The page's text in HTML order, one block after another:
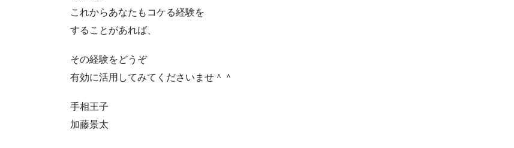
これからあなたもコケる経験を
することがあれば、
その経験をどうぞ
有効に活用してみてくださいませ＾＾
手相王子
加藤景太